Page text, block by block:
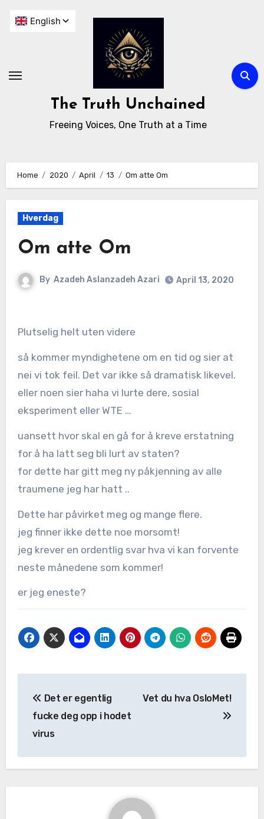
The Truth Unchained
Freeing Voices, One Truth at a Time
Home 2020 April 13 Om atte Om
Hverdag
Om atte Om
By Azadeh Aslanzadeh Azari April 13, 2020
Plutselig helt uten videre
så kommer myndighetene om en tid og sier at
nei vi tok feil. Det var ikke så dramatisk likevel.
eller noen sier haha vi lurte dere, sosial
eksperiment eller WTE …
uansett hvor skal en gå for å kreve erstatning
for å ha latt seg bli lurt av staten?
for dette har gitt meg ny påkjenning av alle
traumene jeg har hatt ..
Dette har påvirket meg og mange flere.
jeg finner ikke dette noe morsomt!
jeg krever en ordentlig svar hva vi kan forvente
neste månedene som kommer!
er jeg eneste?
Det er egentlig
fucke deg opp i hodet
virus
Vet du hva OsloMet!